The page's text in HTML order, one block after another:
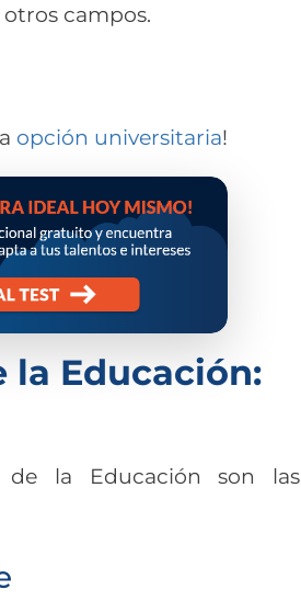
campos.
opción universitaria!
la Educación:
de la Educación son las